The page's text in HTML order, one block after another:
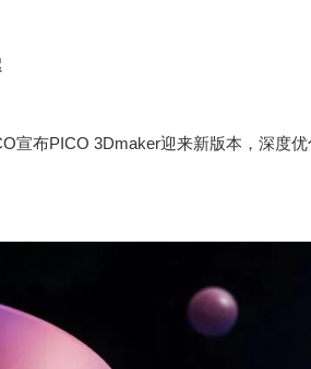
宣布PICO 3Dmaker迎来新版本，深度